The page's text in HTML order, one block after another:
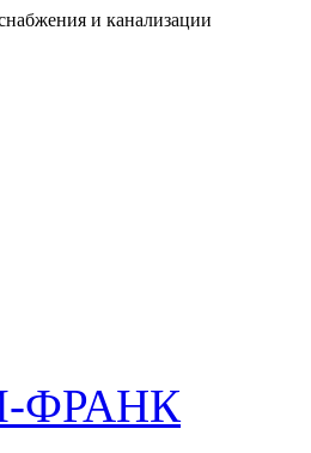
и канализации
ФРАНК